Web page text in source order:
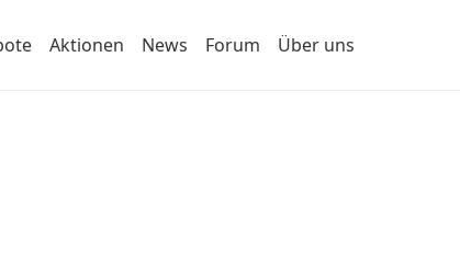
Aktionen News Forum Über uns